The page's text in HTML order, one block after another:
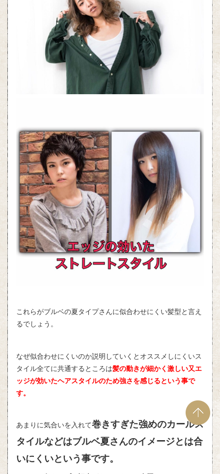
これらがブルベの夏タイプさんに似合わせにくい髪型と言え
るでしょう。
なぜ似合わせにくいのか説明していくとオススメしにくいス
タイル全てに共通するところは髪の動きが細かく激しい又エ
ッジが効いたヘアスタイルのため強さを感じるという事で
す。
あまりに気合いを入れて巻きすぎた強めのカールス
タイルなどはブルベ夏さんのイメージとは合
いにくいという事です。